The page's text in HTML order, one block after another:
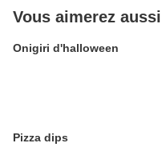
Vous aimerez aussi
Onigiri d'halloween
Pizza dips